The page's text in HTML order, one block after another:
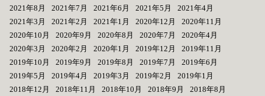
2021年8月
2021年7月 2021年6月 2021年5月
2021年4月
2021年3月
2021年2月 2021年1月 2020年12月
2020年11月
2020年10月
2020年9月 2020年8月 2020年7月
2020年4月
2020年3月
2020年2月 2020年1月 2019年12月
2019年11月
2019年10月
2019年9月 2019年8月 2019年7月
2019年6月
2019年5月
2019年4月 2019年3月 2019年2月
2019年1月
2018年12月
2018年11月 2018年10月 2018年9月
2018年8月